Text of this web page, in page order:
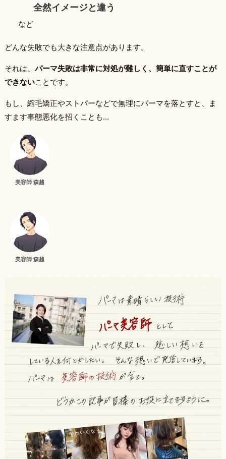
全然イメージと違う
など
どんな失敗でも大きな注意点があります。
それは、パーマ失敗は非常に対処が難しく、簡単に直すことが
できないことです。
もし、縮毛矯正やストパーなどで無理にパーマを落とすと、ま
すます事態悪化を招くことも…
美容師 森越
美容師 森越